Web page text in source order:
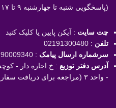
(پاسخگویی شنبه تا چهارشنبه ۹ تا ۱۷ و پنج شنبه ۹ تا ۱۳)
چت سایت : آیکن پایین یا کلیک کنید
تلفن :
02191300480
سرشماره ارسال پیامک :
90009340
آدرس دفتر توزیع
- واحد ۳ (مراجعه برای دریافت سفارش فقط با هماهنگی قبلی)